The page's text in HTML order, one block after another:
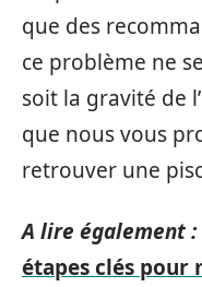
que des
ce problème ne
soit la gravité de
que nous vous
retrouver une
A lire également :
étapes clés pour